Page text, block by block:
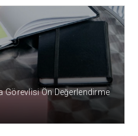
Görevlisi Ön Değerlendirme